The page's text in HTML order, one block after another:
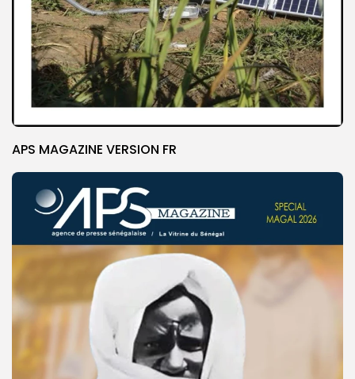
APS MAGAZINE VERSION FR